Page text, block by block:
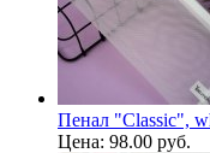
Пенал "Classic",
Цена: 98.00 руб.